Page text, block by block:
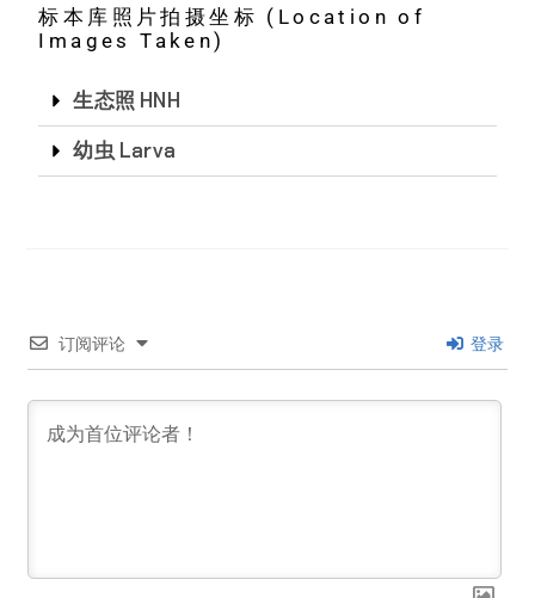
标本库照片拍摄坐标 (Location of
Images Taken)
生态照 HNH
幼虫 Larva
订阅评论 登录